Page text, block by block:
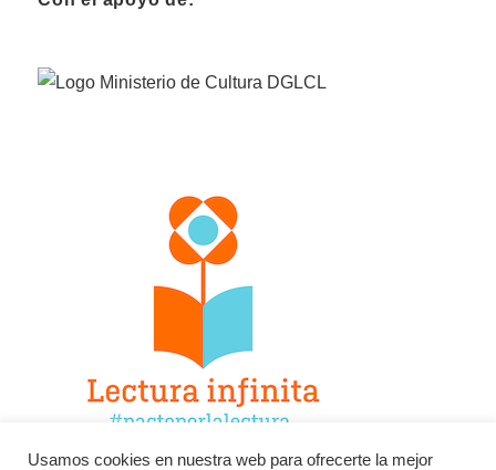
Usamos cookies en nuestra web para ofrecerte la mejor